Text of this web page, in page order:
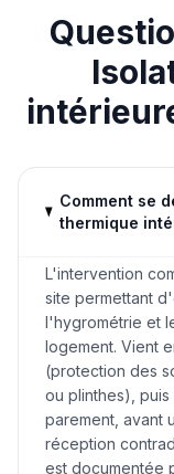
Comment se
thermique
L'intervention
site permettant
l'hygrométrie et
logement. Vient
(protection des
ou plinthes),
parement, avant
réception
est documentée